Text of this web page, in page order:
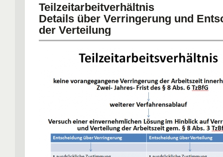
Teilzeitarbeitverhältnis
Details über Verringerung und
der Verteilung